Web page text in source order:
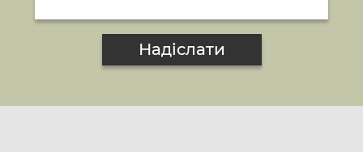
Надіслати